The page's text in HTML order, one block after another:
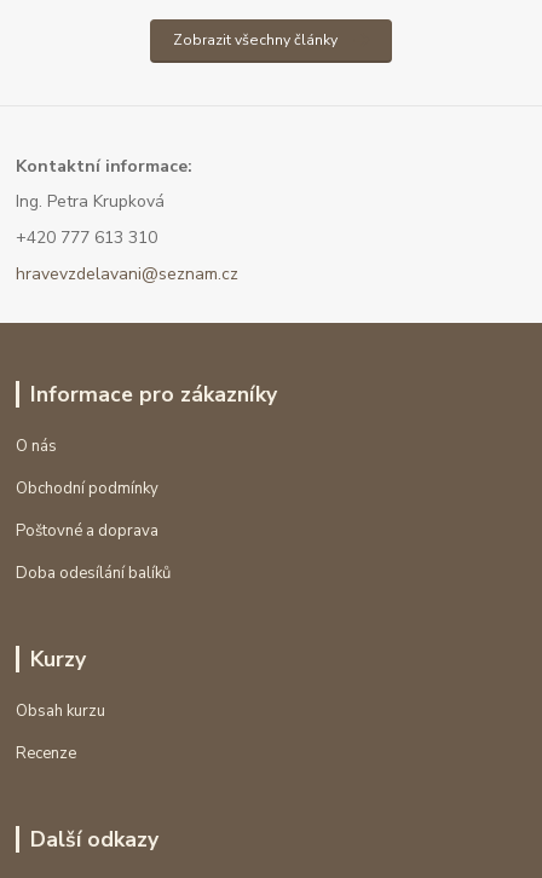
Zobrazit všechny články
Kontaktní informace:
Ing. Petra Krupková
+420 777 613 310
hravevzdelavani@seznam.cz
Informace pro zákazníky
O nás
Obchodní podmínky
Poštovné a doprava
Doba odesílání balíků
Kurzy
Obsah kurzu
Recenze
Další odkazy